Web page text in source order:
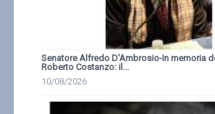
Senatore Alfredo D'Ambrosio-In memoria
Roberto Costanzo: il...
10/08/2026